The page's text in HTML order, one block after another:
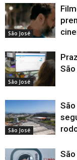
São José
São José
São José